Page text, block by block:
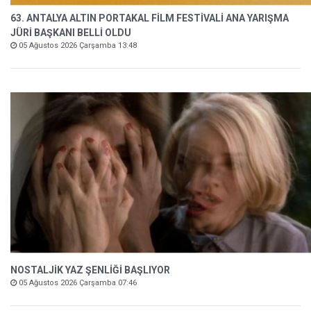
63. ANTALYA ALTIN PORTAKAL FİLM FESTİVALİ ANA YARIŞMA
JÜRİ BAŞKANI BELLİ OLDU
05 Ağustos 2026 Çarşamba 13:48
NOSTALJİK YAZ ŞENLİĞİ BAŞLIYOR
05 Ağustos 2026 Çarşamba 07:46